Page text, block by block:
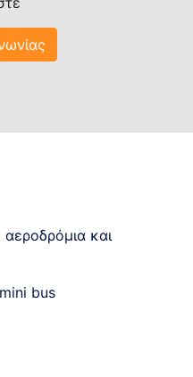
και
bus